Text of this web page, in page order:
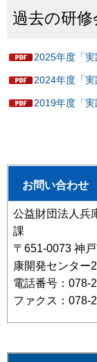
過去の研修
2025年度「
2024年度「実
2019年度「実
お問い合わせ
公益財団法人兵
課
〒651-0073 神
康開発センター
電話番号：078-
ファクス：078-